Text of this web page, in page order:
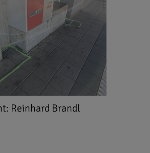
Reinhard Brandl